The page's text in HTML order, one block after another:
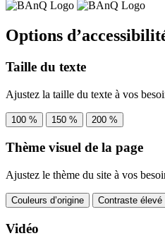
Options
Taille du texte
Ajustez la taille du texte à vos
100 % 150 % 200 %
Thème visuel de la page
Ajustez le thème du site à vos
Couleurs d’origine Contraste élevé
Vidéo